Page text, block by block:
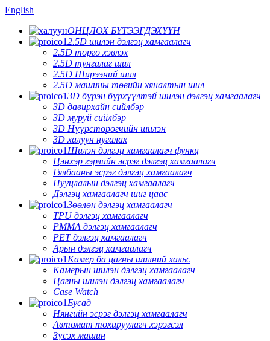
English
ОНЦЛОХ БҮТЭЭГДЭХҮҮН
2.5D шилэн дэлгэц хамгаалагч
2.5D торго хэвлэх
2.5D тунгалаг шил
2.5D Ширээний шил
2.5D машины төвийн хяналтын шил
3D бүрэн бүрхүүлтэй шилэн дэлгэц хамгаалагч
3D давирхайн сийлбэр
3D муруй сийлбэр
3D Нүүрстөрөгчийн шилэн
3D халуун нугалах
Шилэн дэлгэц хамгаалагч функц
Цэнхэр гэрлийн эсрэг дэлгэц хамгаалагч
Гялбааны эсрэг дэлгэц хамгаалагч
Нууцлалын дэлгэц хамгаалагч
Дэлгэц хамгаалагч шиг цаас
Зөөлөн дэлгэц хамгаалагч
TPU дэлгэц хамгаалагч
PMMA дэлгэц хамгаалагч
PET дэлгэц хамгаалагч
Арын дэлгэц хамгаалагч
Камер ба цагны шилний хальс
Камерын шилэн дэлгэц хамгаалагч
Цагны шилэн дэлгэц хамгаалагч
Case Watch
Бусад
Нянгийн эсрэг дэлгэц хамгаалагч
Автомат тохируулагч хэрэгсэл
Зүсэх машин